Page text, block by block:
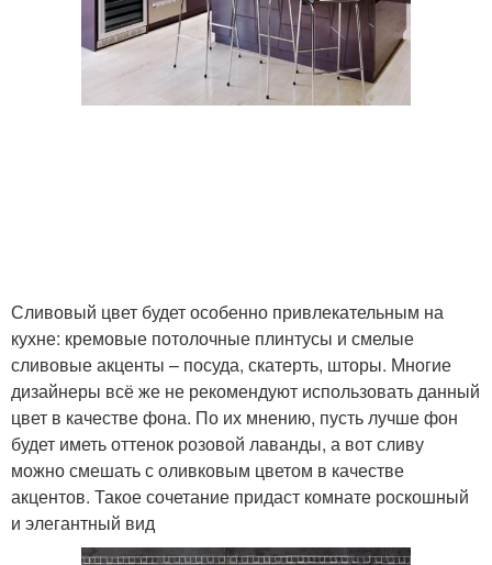
Сливовый цвет будет особенно привлекательным на
кухне: кремовые потолочные плинтусы и смелые
сливовые акценты – посуда, скатерть, шторы. Многие
дизайнеры всё же не рекомендуют использовать данный
цвет в качестве фона. По их мнению, пусть лучше фон
будет иметь оттенок розовой лаванды, а вот сливу
можно смешать с оливковым цветом в качестве
акцентов. Такое сочетание придаст комнате роскошный
и элегантный вид